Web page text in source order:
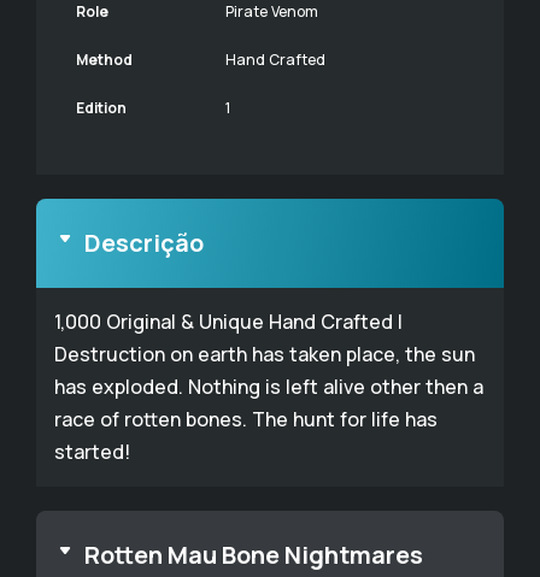
Role Pirate Venom
Method Hand Crafted
Edition 1
Descrição
1,000 Original & Unique Hand Crafted |
Destruction on earth has taken place, the sun
has exploded. Nothing is left alive other then a
race of rotten bones. The hunt for life has
started!
Rotten Mau Bone Nightmares